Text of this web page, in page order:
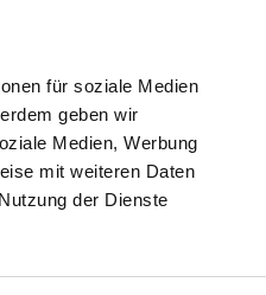
für soziale Medien
geben wir
Medien, Werbung
mit weiteren Daten
der Dienste